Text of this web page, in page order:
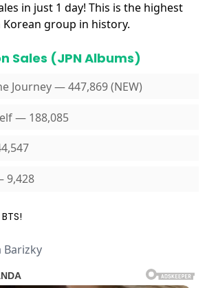
in just 1 day! This is the highest
Korean group in history.
Sales (JPN Albums)
Journey — 447,869 (NEW)
— 188,085
9,428
Barizky